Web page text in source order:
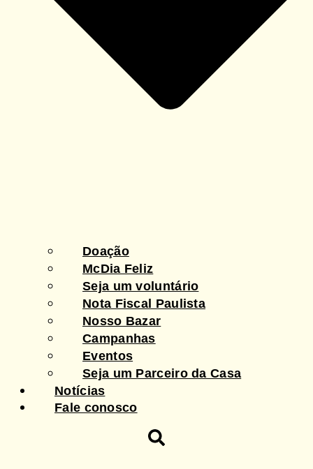
Doação
McDia Feliz
Seja um voluntário
Nota Fiscal Paulista
Nosso Bazar
Campanhas
Eventos
Seja um Parceiro da Casa
Notícias
Fale conosco